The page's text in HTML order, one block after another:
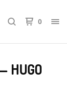
0
HUGO